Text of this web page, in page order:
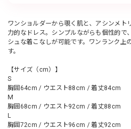
ワンショルダーから覗く肌と、アシンメト
力的なドレス。シンプルながらも個性的で
シュな着こなしが可能です。ワンランク上
す。
【サイズ（cm）】
S
胸囲64cm / ウエスト88cm / 着丈84cm
M
胸囲68cm / ウエスト92cm / 着丈88cm
L
胸囲72cm / ウエスト96cm / 着丈92cm